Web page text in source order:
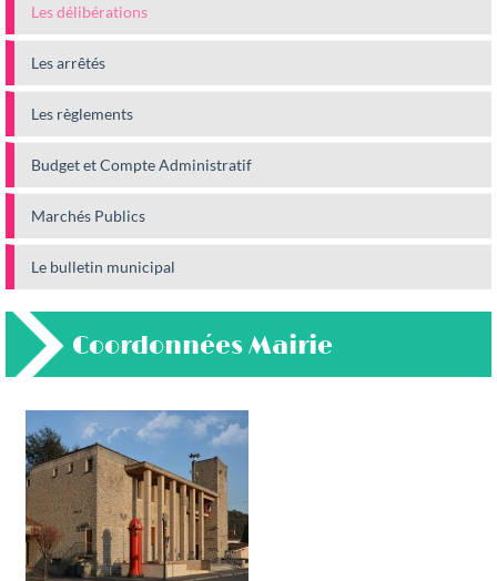
Les délibérations
Les arrêtés
Les règlements
Budget et Compte Administratif
Marchés Publics
Le bulletin municipal
Coordonnées Mairie